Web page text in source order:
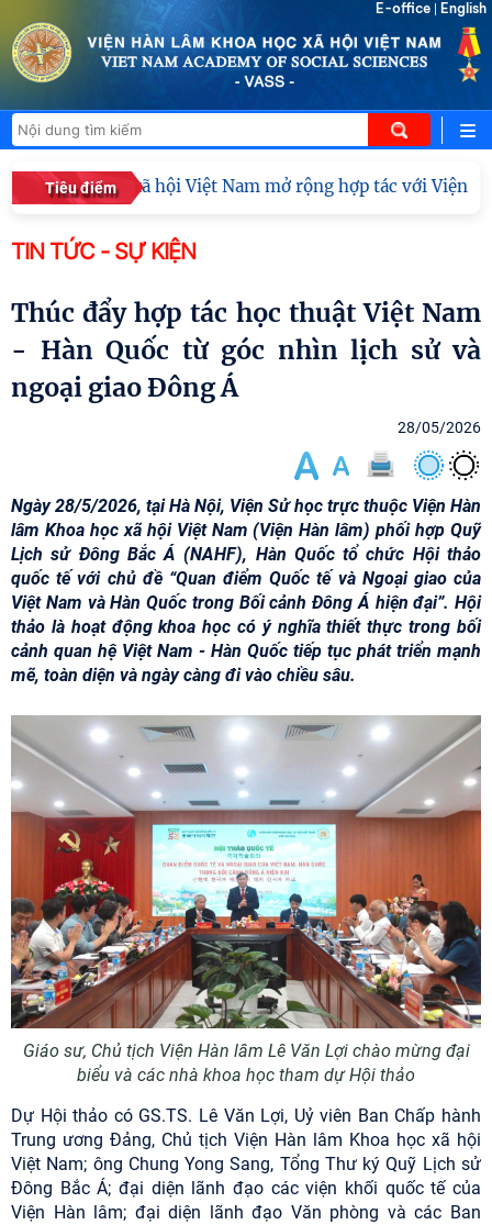
E-office English
Tiêu điểm
học xã hội Việt Nam mở rộng hợp tác với Viện Nghiên
TIN TỨC - SỰ KIỆN
Thúc đẩy hợp tác học thuật Việt Nam
- Hàn Quốc từ góc nhìn lịch sử và
ngoại giao Đông Á
28/05/2026
Ngày 28/5/2026, tại Hà Nội, Viện Sử học trực thuộc Viện Hàn
lâm Khoa học xã hội Việt Nam (Viện Hàn lâm) phối hợp Quỹ
Lịch sử Đông Bắc Á (NAHF), Hàn Quốc tổ chức Hội thảo
quốc tế với chủ đề “Quan điểm Quốc tế và Ngoại giao của
Việt Nam và Hàn Quốc trong Bối cảnh Đông Á hiện đại”. Hội
thảo là hoạt động khoa học có ý nghĩa thiết thực trong bối
cảnh quan hệ Việt Nam - Hàn Quốc tiếp tục phát triển mạnh
mẽ, toàn diện và ngày càng đi vào chiều sâu.
Giáo sư, Chủ tịch Viện Hàn lâm Lê Văn Lợi chào mừng đại
biểu và các nhà khoa học tham dự Hội thảo
Dự Hội thảo có GS.TS. Lê Văn Lợi, Uỷ viên Ban Chấp hành
Trung ương Đảng, Chủ tịch Viện Hàn lâm Khoa học xã hội
Việt Nam; ông Chung Yong Sang, Tổng Thư ký Quỹ Lịch sử
Đông Bắc Á; đại diện lãnh đạo các viện khối quốc tế của
Viện Hàn lâm; đại diện lãnh đạo Văn phòng và các Ban